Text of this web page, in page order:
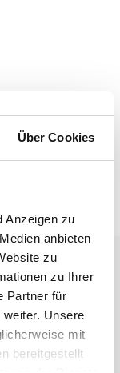
Über Cookies
Anzeigen zu
anbieten
zu
zu Ihrer
Partner für
Unsere
mit
bereitgestellt
Sie im